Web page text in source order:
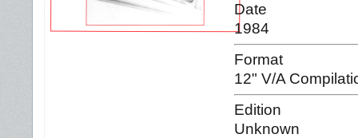
Date
1984
Format
12" V/A
Edition
Unknown